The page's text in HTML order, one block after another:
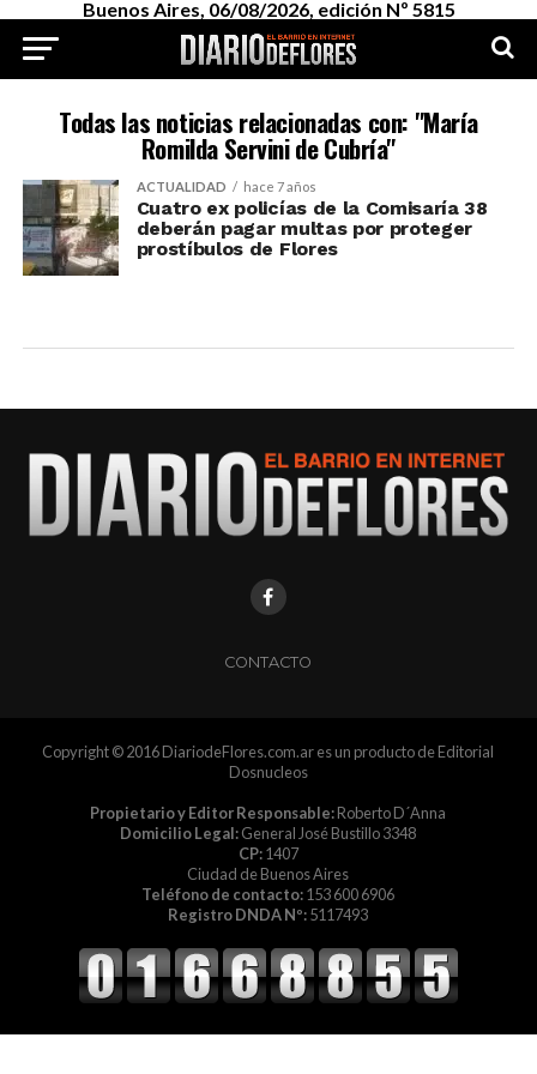
Buenos Aires, 06/08/2026, edición Nº 5815
Todas las noticias relacionadas con: "María
Romilda Servini de Cubría"
ACTUALIDAD hace 7 años
Cuatro ex policías de la Comisaría 38
deberán pagar multas por proteger
prostíbulos de Flores
CONTACTO
Copyright © 2016 DiariodeFlores.com.ar es un producto de Editorial
Dosnucleos
Propietario y Editor Responsable:Roberto D´Anna
Domicilio Legal:General José Bustillo 3348
CP:1407
Ciudad de Buenos Aires
Teléfono de contacto:153 600 6906
Registro DNDA Nº:5117493